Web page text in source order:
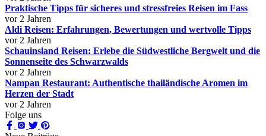
Praktische Tipps für sicheres und stressfreies Reisen im Fass
vor 2 Jahren
Aldi Reisen: Erfahrungen, Bewertungen und wertvolle Tipps
vor 2 Jahren
Schauinsland Reisen: Erlebe die Südwestliche Bergwelt und die
Sonnenseite des Schwarzwalds
vor 2 Jahren
Nampan Restaurant: Authentische thailändische Aromen im
Herzen der Stadt
vor 2 Jahren
Folge uns